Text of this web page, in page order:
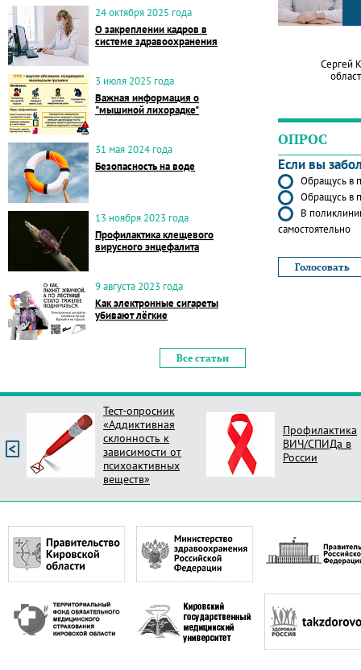
24 октября 2025 года
О закреплении кадров в
системе здравоохранения
3 июля 2025 года
Важная информация о
"мышиной лихорадке"
31 мая 2024 года
Безопасность на воде
13 ноября 2023 года
Профилактика клещевого
вирусного энцефалита
9 августа 2023 года
Как электронные сигареты
убивают лёгкие
Все статьи
Сергей
ОПРОС
Если вы
Обращусь в
Обращусь в
В
самостоятельно
Тест-опросник
«Аддиктивная
склонность к
зависимости от
психоактивных
веществ»
Профилактика
ВИЧ/СПИДа в
России